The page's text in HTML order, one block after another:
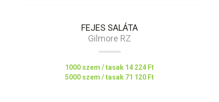
FEJES SALÁTA
Gilmore RZ
1000 szem / tasak 14 224 Ft
5000 szem / tasak 71 120 Ft